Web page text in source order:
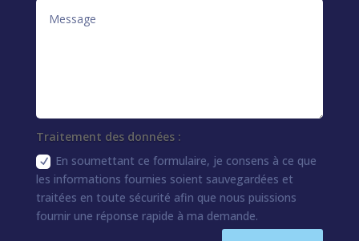
Traitement des données :
En soumettant ce formulaire, je consens à ce que
les informations fournies soient sauvegardées et
traitées en toute sécurité afin que nous puissions
fournir une réponse rapide à ma demande.